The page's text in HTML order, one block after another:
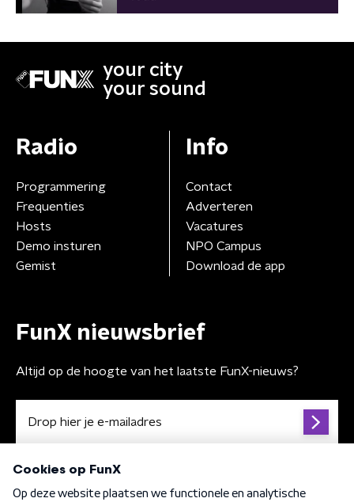
your city
your sound
Radio
Programmering
Frequenties
Hosts
Demo insturen
Gemist
Info
Contact
Adverteren
Vacatures
NPO Campus
Download de app
FunX nieuwsbrief
Altijd op de hoogte van het laatste FunX-nieuws?